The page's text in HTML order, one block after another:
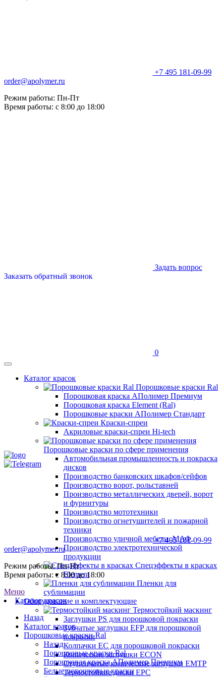
+7 495 181-09-99
order@apolymer.ru
Режим работы: Пн-Пт
Время работы: с 8:00 до 18:00
Задать вопрос
Заказать обратный звонок
0
Каталог красок
Порошковые краски Ral
Порошковая краска АПолимер Премиум
Порошковая краска Element (Ral)
Порошковые краски АПолимер Стандарт
Краски-спреи
Акриловые краски-спреи Hi-tech
Порошковые краски по сфере применения
Автомобильная промышленность и покраска
дисков
Производство банковских шкафов/сейфов
Производство ворот, рольставней
Производство металлических дверей, ворот
и фурнитуры
Производство мототехники
Производство огнетушителей и пожарной
техники
Производство уличной мебели, МАФ
Производство электротехнической
продукции
Спецэффекты в красках
Element
Пленки для
сублимации
Оборудование и комплектующие
Термостойкий маскинг
Заглушки PS для порошковой покраски
Зубчатые заглушки EFP для порошковой
покраски
Колпачки ЕС для порошковой покраски
Конические заглушки ECON
Ступенчатые конические заглушки EMTP
Термостойкие диски EPC
+7 495 181-09-99
order@apolymer.ru
Режим работы: Пн-Пт
Время работы: с 8:00 до 18:00
Меню
Каталог красок
Назад
Каталог красок
Порошковые краски Ral
Назад
Порошковые краски Ral
Порошковая краска АПолимер Премиум
Белые порошковые краски